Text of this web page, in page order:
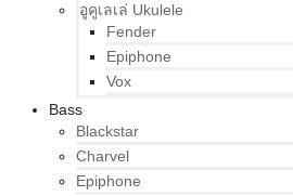
อูคูเลเล่ Ukulele
Fender
Epiphone
Vox
Bass
Blackstar
Charvel
Epiphone